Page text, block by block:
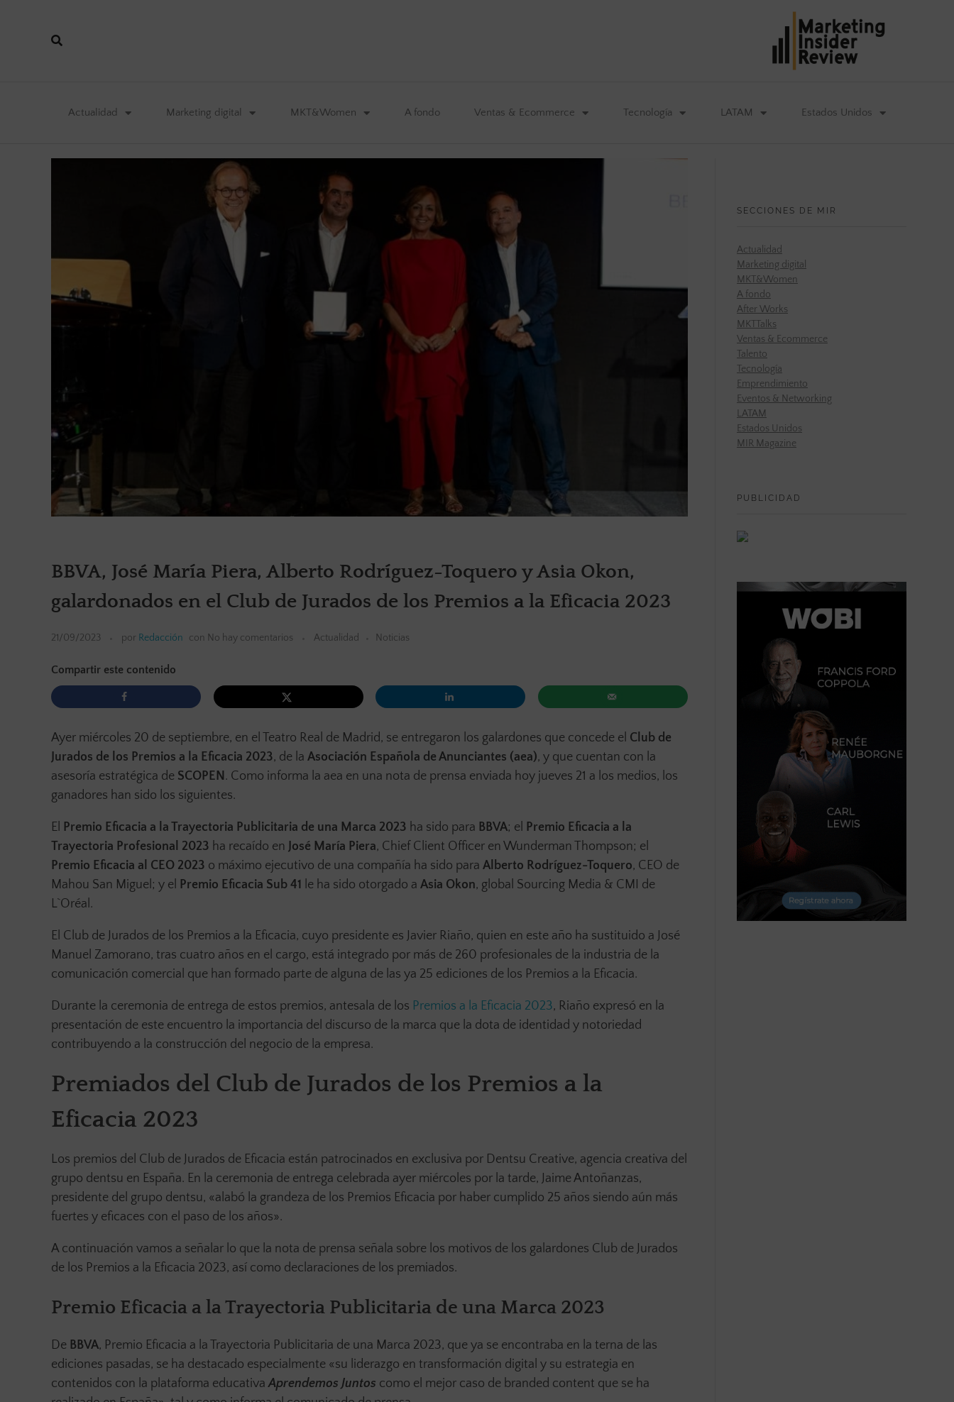
Actualidad Marketing digital MKT&Women A fondo Ventas & Ecommerce Tecnología LATAM Estados Unidos
BBVA, José María Piera, Alberto Rodríguez-Toquero y Asia Okon,
galardonados en el Club de Jurados de los Premios a la Eficacia 2023
21/09/2023 por Redacción con No hay comentarios Actualidad Noticias
Compartir este contenido
Ayer miércoles 20 de septiembre, en el Teatro Real de Madrid, se entregaron los galardones que concede el Club de
Jurados de los Premios a la Eficacia 2023, de la Asociación Española de Anunciantes (aea), y que cuentan con la
asesoría estratégica de SCOPEN. Como informa la aea en una nota de prensa enviada hoy jueves 21 a los medios, los
ganadores han sido los siguientes.
El Premio Eficacia a la Trayectoria Publicitaria de una Marca 2023 ha sido para BBVA; el Premio Eficacia a la
Trayectoria Profesional 2023 ha recaído en José María Piera, Chief Client Officer en Wunderman Thompson; el
Premio Eficacia al CEO 2023 o máximo ejecutivo de una compañía ha sido para Alberto Rodríguez-Toquero, CEO de
Mahou San Miguel; y el Premio Eficacia Sub 41 le ha sido otorgado a Asia Okon, global Sourcing Media & CMI de
L`Oréal.
El Club de Jurados de los Premios a la Eficacia, cuyo presidente es Javier Riaño, quien en este año ha sustituido a José
Manuel Zamorano, tras cuatro años en el cargo, está integrado por más de 260 profesionales de la industria de la
comunicación comercial que han formado parte de alguna de las ya 25 ediciones de los Premios a la Eficacia.
Durante la ceremonia de entrega de estos premios, antesala de los Premios a la Eficacia 2023, Riaño expresó en la
presentación de este encuentro la importancia del discurso de la marca que la dota de identidad y notoriedad
contribuyendo a la construcción del negocio de la empresa.
Premiados del Club de Jurados de los Premios a la
Eficacia 2023
Los premios del Club de Jurados de Eficacia están patrocinados en exclusiva por Dentsu Creative, agencia creativa del
grupo dentsu en España. En la ceremonia de entrega celebrada ayer miércoles por la tarde, Jaime Antoñanzas,
presidente del grupo dentsu, «alabó la grandeza de los Premios Eficacia por haber cumplido 25 años siendo aún más
fuertes y eficaces con el paso de los años».
A continuación vamos a señalar lo que la nota de prensa señala sobre los motivos de los galardones Club de Jurados
de los Premios a la Eficacia 2023, así como declaraciones de los premiados.
Premio Eficacia a la Trayectoria Publicitaria de una Marca 2023
De BBVA, Premio Eficacia a la Trayectoria Publicitaria de una Marca 2023, que ya se encontraba en la terna de las
ediciones pasadas, se ha destacado especialmente «su liderazgo en transformación digital y su estrategia en
contenidos con la plataforma educativaAprendemos Juntos como el mejor caso de branded content que se ha
SECCIONES DE MIR
Actualidad
Marketing digital
MKT&Women
A fondo
After Works
MKTTalks
Ventas & Ecommerce
Talento
Tecnología
Emprendimiento
Eventos & Networking
LATAM
Estados Unidos
MIR Magazine
PUBLICIDAD